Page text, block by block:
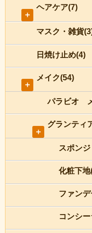
＋
ヘアケア(7)
マスク・雑貨
日焼け止め(4)
＋
メイク(54)
パラビオ
＋
グランティ
化粧下地
ファン
コンシ